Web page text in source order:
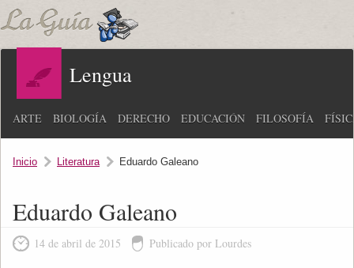
Lengua
ARTE BIOLOGÍA DERECHO EDUCACIÓN FILOSOFÍA
Inicio Literatura Eduardo Galeano
Eduardo Galeano
14 de abril de 2015 Publicado por Lourdes